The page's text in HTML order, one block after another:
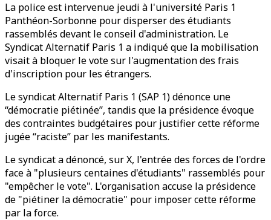
La police est intervenue jeudi à l'université Paris 1
Panthéon-Sorbonne pour disperser des étudiants
rassemblés devant le conseil d'administration. Le
Syndicat Alternatif Paris 1 a indiqué que la mobilisation
visait à bloquer le vote sur l'augmentation des frais
d'inscription pour les étrangers.
Le syndicat Alternatif Paris 1 (SAP 1) dénonce une
‘‘démocratie piétinée’’, tandis que la présidence évoque
des contraintes budgétaires pour justifier cette réforme
jugée ‘‘raciste’’ par les manifestants.
Le syndicat a dénoncé, sur X, l'entrée des forces de l'ordre
face à "plusieurs centaines d'étudiants" rassemblés pour
"empêcher le vote". L'organisation accuse la présidence
de "piétiner la démocratie" pour imposer cette réforme
par la force.